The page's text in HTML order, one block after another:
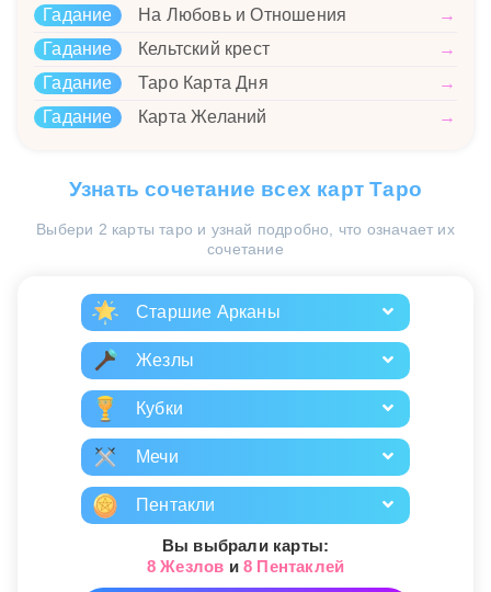
Гадание
На Любовь и Отношения
→
Гадание
Кельтский крест
→
Гадание
Таро Карта Дня
→
Гадание
Карта Желаний →
Узнать сочетание всех карт Таро
Выбери 2 карты таро и узнай подробно, что означает их
сочетание
Старшие Арканы
Жезлы
Кубки
Мечи
Пентакли
Вы выбрали карты:
8 Жезлов и 8 Пентаклей